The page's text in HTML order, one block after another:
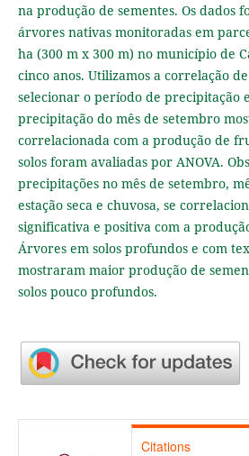
na produção de sementes. Os dados
árvores nativas monitoradas em
ha (300 m x 300 m) no município de
cinco anos. Utilizamos a correlação
selecionar o período de precipitação
precipitação do mês de setembro
correlacionada com a produção de
solos foram avaliadas por ANOVA.
precipitações no mês de setembro,
estação seca e chuvosa, se
significativa e positiva com a
Árvores em solos profundos e com
mostraram maior produção de
solos pouco profundos.
Citations